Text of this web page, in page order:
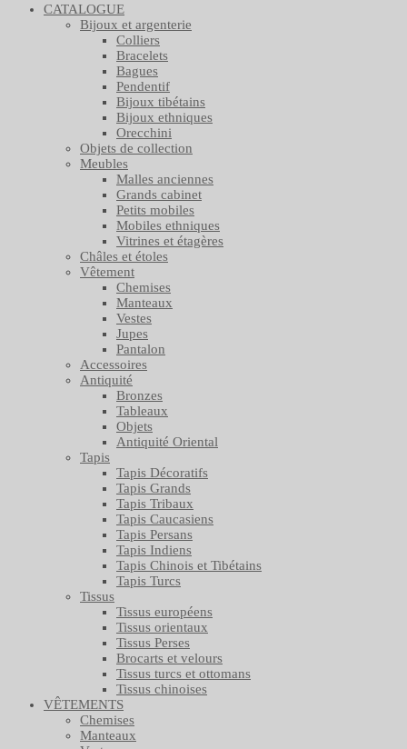
CATALOGUE
Bijoux et argenterie
Colliers
Bracelets
Bagues
Pendentif
Bijoux tibétains
Bijoux ethniques
Orecchini
Objets de collection
Meubles
Malles anciennes
Grands cabinet
Petits mobiles
Mobiles ethniques
Vitrines et étagères
Châles et étoles
Vêtement
Chemises
Manteaux
Vestes
Jupes
Pantalon
Accessoires
Antiquité
Bronzes
Tableaux
Objets
Antiquité Oriental
Tapis
Tapis Décoratifs
Tapis Grands
Tapis Tribaux
Tapis Caucasiens
Tapis Persans
Tapis Indiens
Tapis Chinois et Tibétains
Tapis Turcs
Tissus
Tissus européens
Tissus orientaux
Tissus Perses
Brocarts et velours
Tissus turcs et ottomans
Tissus chinoises
VÊTEMENTS
Chemises
Manteaux